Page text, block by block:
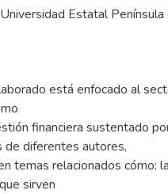
Estatal Península
está enfocado al
financiera sustentado
de diferentes autores,
temas relacionados cómo:
sirven